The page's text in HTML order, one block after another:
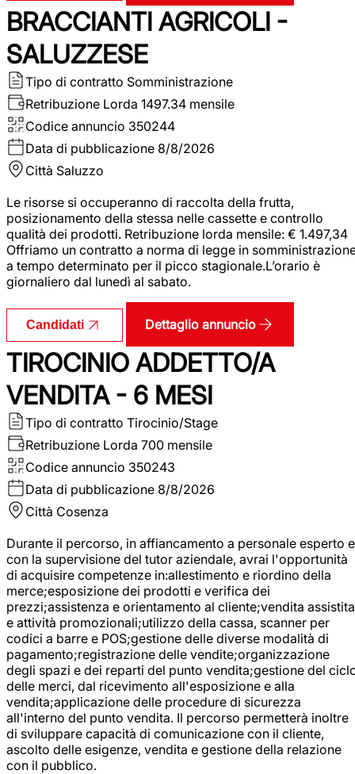
BRACCIANTI AGRICOLI -
SALUZZESE
Tipo di contratto Somministrazione
Retribuzione Lorda 1497.34 mensile
Codice annuncio 350244
Data di pubblicazione 8/8/2026
Città Saluzzo
Le risorse si occuperanno di raccolta della frutta,
posizionamento della stessa nelle cassette e controllo
qualità dei prodotti. Retribuzione lorda mensile: € 1.497,34
Offriamo un contratto a norma di legge in
a tempo determinato per il picco stagionale.L’orario è
giornaliero dal lunedì al sabato.
Candidati Dettaglio annuncio
TIROCINIO ADDETTO/A
VENDITA - 6 MESI
Tipo di contratto Tirocinio/Stage
Retribuzione Lorda 700 mensile
Codice annuncio 350243
Data di pubblicazione 8/8/2026
Città Cosenza
Durante il percorso, in affiancamento a personale esperto e
con la supervisione del tutor aziendale, avrai l'opportunità
di acquisire competenze in:allestimento e riordino della
merce;esposizione dei prodotti e verifica dei
prezzi;assistenza e orientamento al cliente;vendita assistita
e attività promozionali;utilizzo della cassa, scanner per
codici a barre e POS;gestione delle diverse modalità di
pagamento;registrazione delle vendite;organizzazione
degli spazi e dei reparti del punto vendita;gestione del
delle merci, dal ricevimento all'esposizione e alla
vendita;applicazione delle procedure di sicurezza
all'interno del punto vendita. Il percorso permetterà inoltre
di sviluppare capacità di comunicazione con il cliente,
ascolto delle esigenze, vendita e gestione della relazione
con il pubblico.